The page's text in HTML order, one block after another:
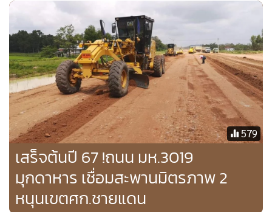
ระบายน้ำ คาดว่าจะดำเนินการแล้วเสร็จสมบูรณ์ในช่วงต้นปี
2566
โดยก่อสร้างเป็นถนนคอนกรีตเสริมเหล็ก 2 ช่องจราจร ไป-กลับ
พร้อมก่อสร้างสะพานคอนกรีตเสริมเหล็ก 3 แห่ง และติดตั้งป้าย
จราจร เครื่องหมายจราจรบนผิวทาง ระบบระบายน้ำ
เครื่องหมายจราจรและอุปกรณ์อำนวยความปลอดภัย ใช้งบ
ประมาณในการก่อสร้างรวม 108.7 ล้านบาท
579
เสร็จต้นปี 67 !ถนน มห.3019
มุกดาหาร เชื่อมสะพานมิตรภาพ 2
หนุนเขตศก.ชายแดน